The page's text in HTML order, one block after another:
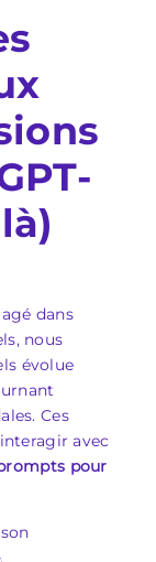
dans
nous
évolue
Ces
avec
pour
.